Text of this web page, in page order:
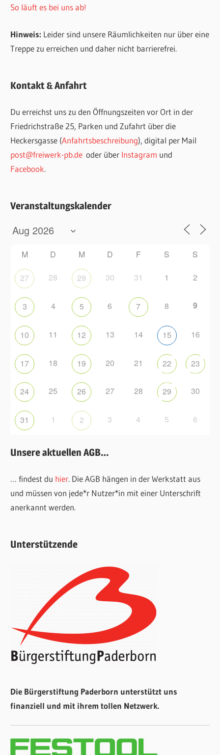
So läuft es bei uns ab!
Hinweis: Leider sind unsere Räumlichkeiten nur über eine
Treppe zu erreichen und daher nicht barrierefrei.
Kontakt & Anfahrt
Du erreichst uns zu den Öffnungszeiten vor Ort in der
Friedrichstraße 25, Parken und Zufahrt über die
Heckersgasse (Anfahrtsbeschreibung), digital per Mail
post@freiwerk-pb.de oder über Instagram und
Facebook.
Veranstaltungskalender
M D M D F S S
27 28 29 30 31 1 2
3 4 5 6 7 8 9
10 11 12 13 14 15 16
17 18 19 20 21 22 23
24 25 26 27 28 29 30
31 1 2 3 4 5 6
Unsere aktuellen AGB…
… findest du hier. Die AGB hängen in der Werkstatt aus
und müssen von jede*r Nutzer*in mit einer Unterschrift
anerkannt werden.
Unterstützende
Die Bürgerstiftung Paderborn unterstützt uns
finanziell und mit ihrem tollen Netzwerk.